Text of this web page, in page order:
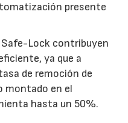
presente
Lock contribuyen
ya que a
de remoción de
montado en el
hasta un 50%.